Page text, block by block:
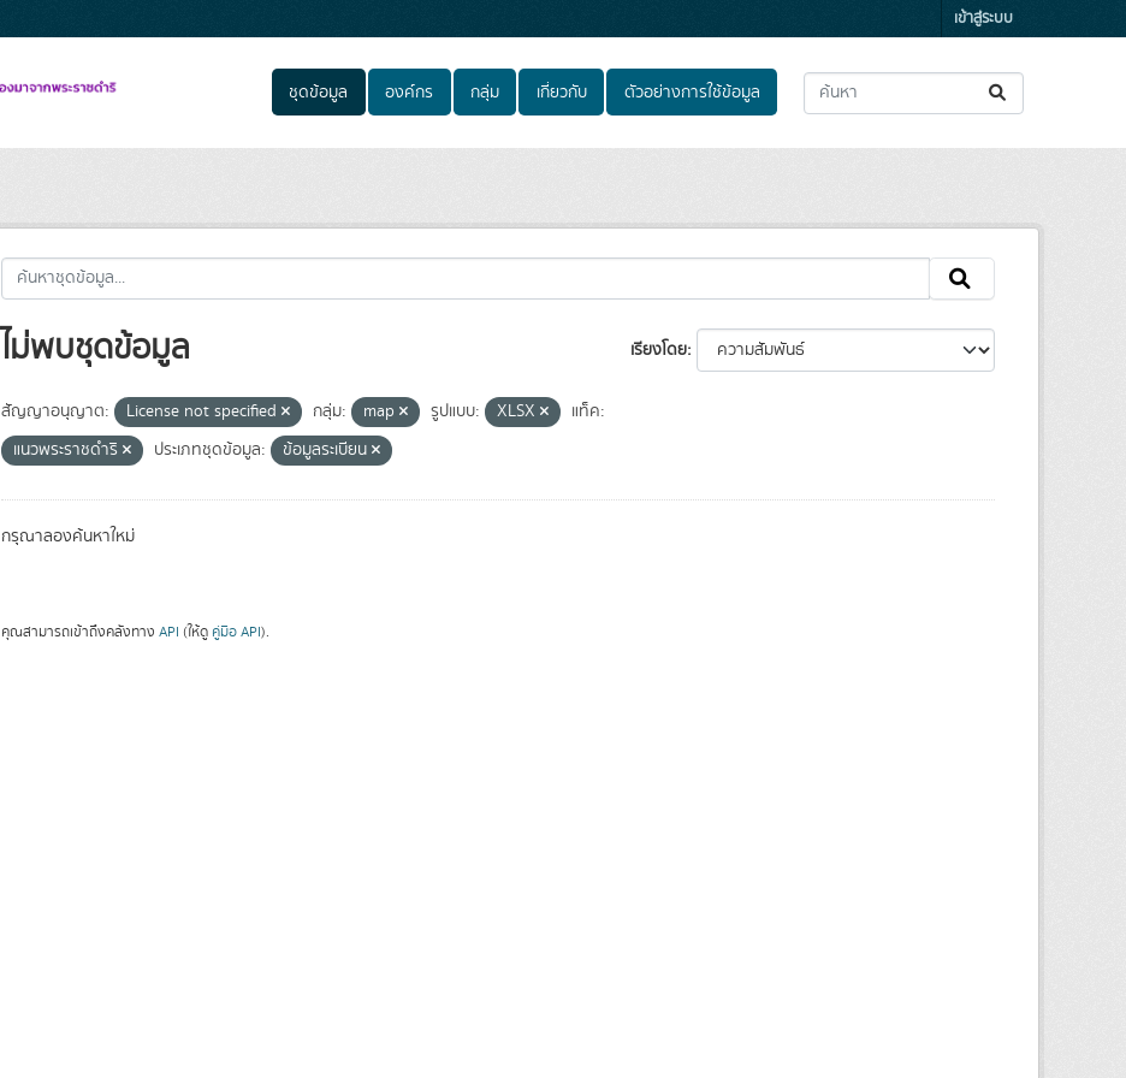
เข้าสู่ระบบ
ชุดข้อมูล องค์กร กลุ่ม เกี่ยวกับ ตัวอย่างการใช้ข้อมูล
เรียงโดย
ไม่พบชุดข้อมูล
สัญญาอนุญาต: License not specified กลุ่ม: map รูปแบบ: XLSX
แท็ค:
แนวพระราชดำริ
ประเภทชุดข้อมูล: ข้อมูลระเบียน
กรุณาลองค้นหาใหม่
คุณสามารถเข้าถึงคลังทาง API (ให้ดู คู่มือ API).